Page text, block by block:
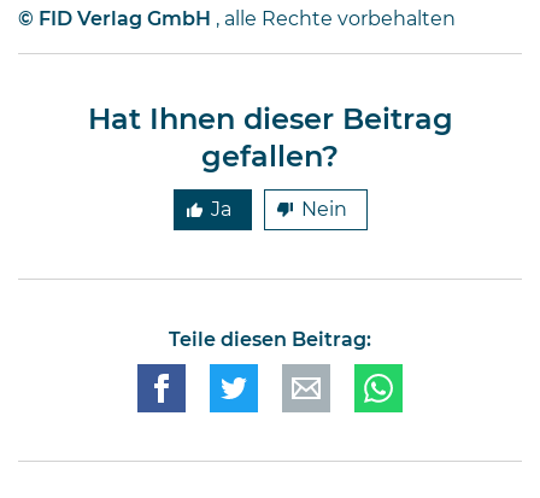
Diese Männer haben Imperien
ganzen Welt …
© FID Verlag GmbH , alle Rechte vorbehalten
Hat Ihnen dieser Beitrag
gefallen?
Ja Nein
Teile diesen Beitrag: